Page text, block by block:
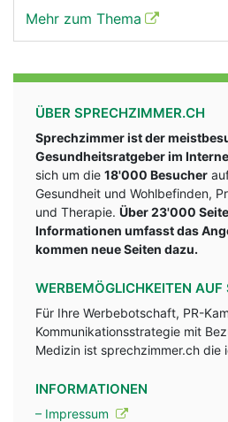
Mehr zum Thema
ÜBER SPRECHZIMMER.CH
Sprechzimmer ist der
Gesundheitsratgeber im
sich um die 18'000 Besucher
Gesundheit und Wohlbefinden,
und Therapie. Über 23'000
Informationen umfasst das
kommen neue Seiten dazu.
WERBEMÖGLICHKEITEN
Für Ihre Werbebotschaft, PR-
Kommunikationsstrategie mit
Medizin ist sprechzimmer.ch die
INFORMATIONEN
– Impressum